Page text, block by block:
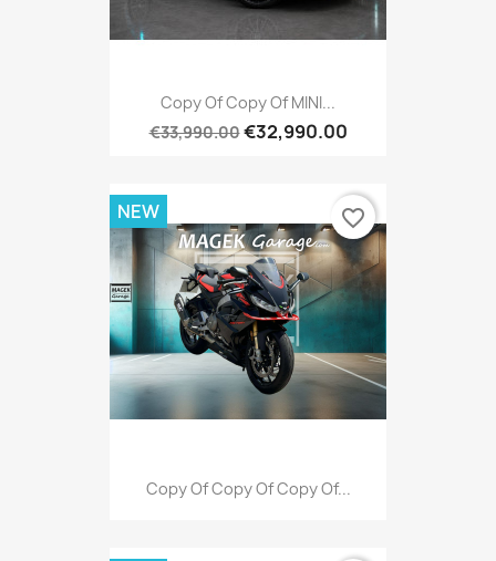
Copy Of Copy Of MINI...
€33,990.00€32,990.00
Copy Of Copy Of Copy Of...
NEW favorite_border